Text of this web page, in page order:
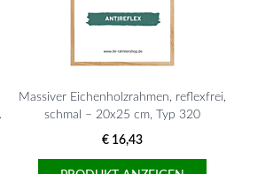
Massiver Eichenholzrahmen, reflexfrei,
schmal – 20x25 cm, Typ 320
€ 16,43